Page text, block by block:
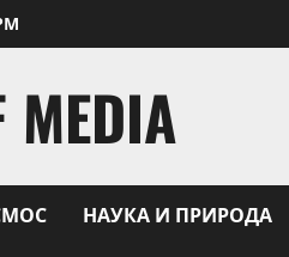
MEDIA
НАУКА И ПРИРОДА